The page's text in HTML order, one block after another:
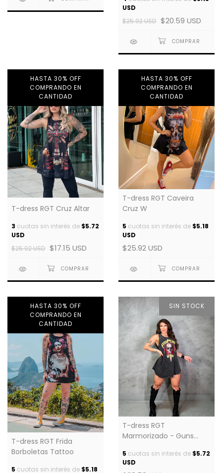
USD
$25.92 USD $20.59 USD
HASTA 30% OFF
COMPRANDO EN
CANTIDAD
T-dress RGT Cruz Altar
3 cuotas sin interés de $5.72
USD
$25.92 USD $17.15 USD
HASTA 30% OFF
COMPRANDO EN
CANTIDAD
T-dress RGT Caveira
Cruz W
5 cuotas sin interés de $5.18
USD
$25.92 USD
HASTA 30% OFF
COMPRANDO EN
CANTIDAD
T-dress RGT Frida
Borboletas Tattoo
5 cuotas sin interés de $5.18
SIN STOCK
T-dress RGT
Marmorizado - Guns
5 cuotas sin interés de $5.72
USD